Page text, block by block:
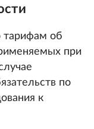
тарифам об
при
по
к